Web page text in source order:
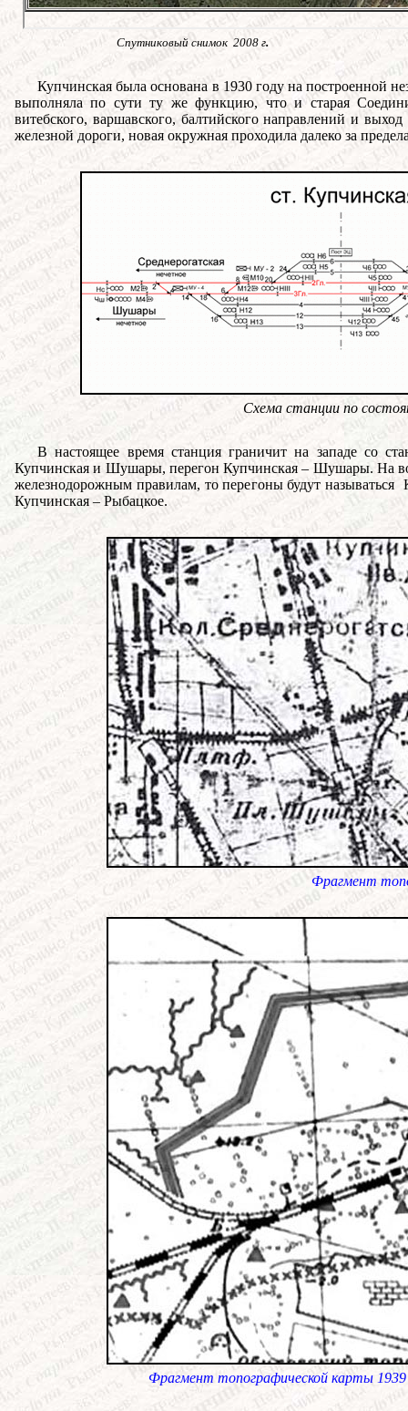
Спутниковый снимок 2008 г.
Купчинская была основана в 1930 году на построенной
выполняла по сути ту же функцию, что и старая
витебского, варшавского, балтийского направлений и
железной дороги, новая окружная проходила далеко за
Схема станции по
В настоящее время станция граничит на западе со
Купчинская и Шушары, перегон Купчинская – Шушары. На
железнодорожным правилам, то перегоны будут
Купчинская – Рыбацкое.
Фрагмент
Фрагмент топографической карты 1939